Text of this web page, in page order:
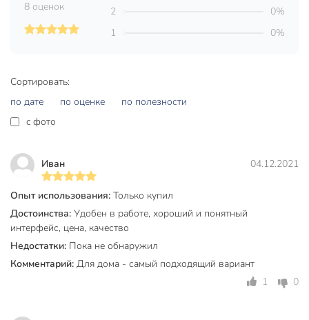
проводить измерение температуры окружающей
среды или поверхности материалов.
Мультиметры DT9205A и DT9208A имеют подставку
Конструкция клещей позволяет производить
Токоизмерительные клещи могут производить
подключении дополнительного измерителя изоляции
DT261
Мультиметры защищены от перегрузок по току с
помощью предохранителя 250мА/250В
Токоизмерительные клещи и мультиметры DT9205A
и DT9208A оснащены кнопкой “HOLD”, которая
Сортировать:
по дате
по оценке
по полезности
c фото
Иван 04.12.2021
Опыт использования: Только купил
Достоинства: Удобен в работе, хороший и понятный
интерфейс, цена, качество
Недостатки: Пока не обнаружил
Комментарий: Для дома - самый подходящий вариант
1
0
8 оценок 2
0%
1
0%